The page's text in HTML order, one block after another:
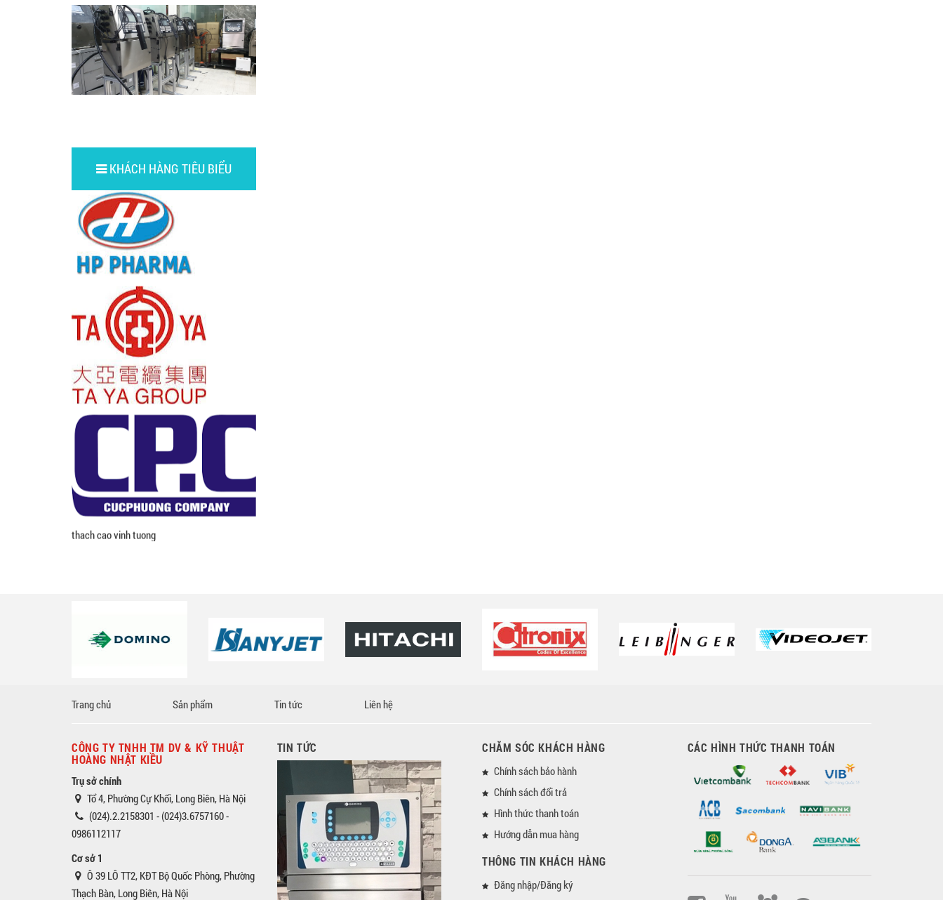
KHÁCH HÀNG TIÊU BIỂU
Trang chủ Sản phẩm Tin tức Liên hệ
CÔNG TY TNHH TM DV & KỸ THUẬT
HOÀNG NHẬT KIỀU
Trụ sở chính
Tổ 4, Phường Cự Khối, Long Biên, Hà Nội
(024).2.2158301 - (024)3.6757160 -
0986112117
Cơ sở 1
Ô 39 LÔ TT2, KĐT Bộ Quốc Phòng, Phường
Thạch Bàn, Long Biên, Hà Nội
TIN TỨC CHĂM SÓC KHÁCH HÀNG
Chính sách bảo hành
Chính sách đổi trả
Hình thức thanh toán
Hướng dẫn mua hàng
THÔNG TIN KHÁCH HÀNG
Đăng nhập/Đăng ký
CÁC HÌNH THỨC THANH TOÁN